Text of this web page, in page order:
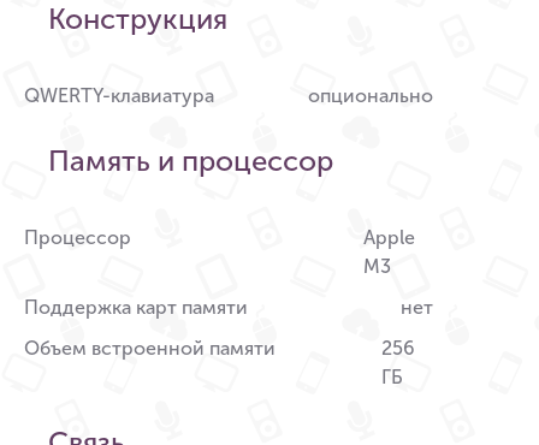
Конструкция
QWERTY-клавиатура опционально
Память и процессор
Процессор
Apple
M3
Поддержка карт памяти
нет
Объем встроенной памяти
256
ГБ